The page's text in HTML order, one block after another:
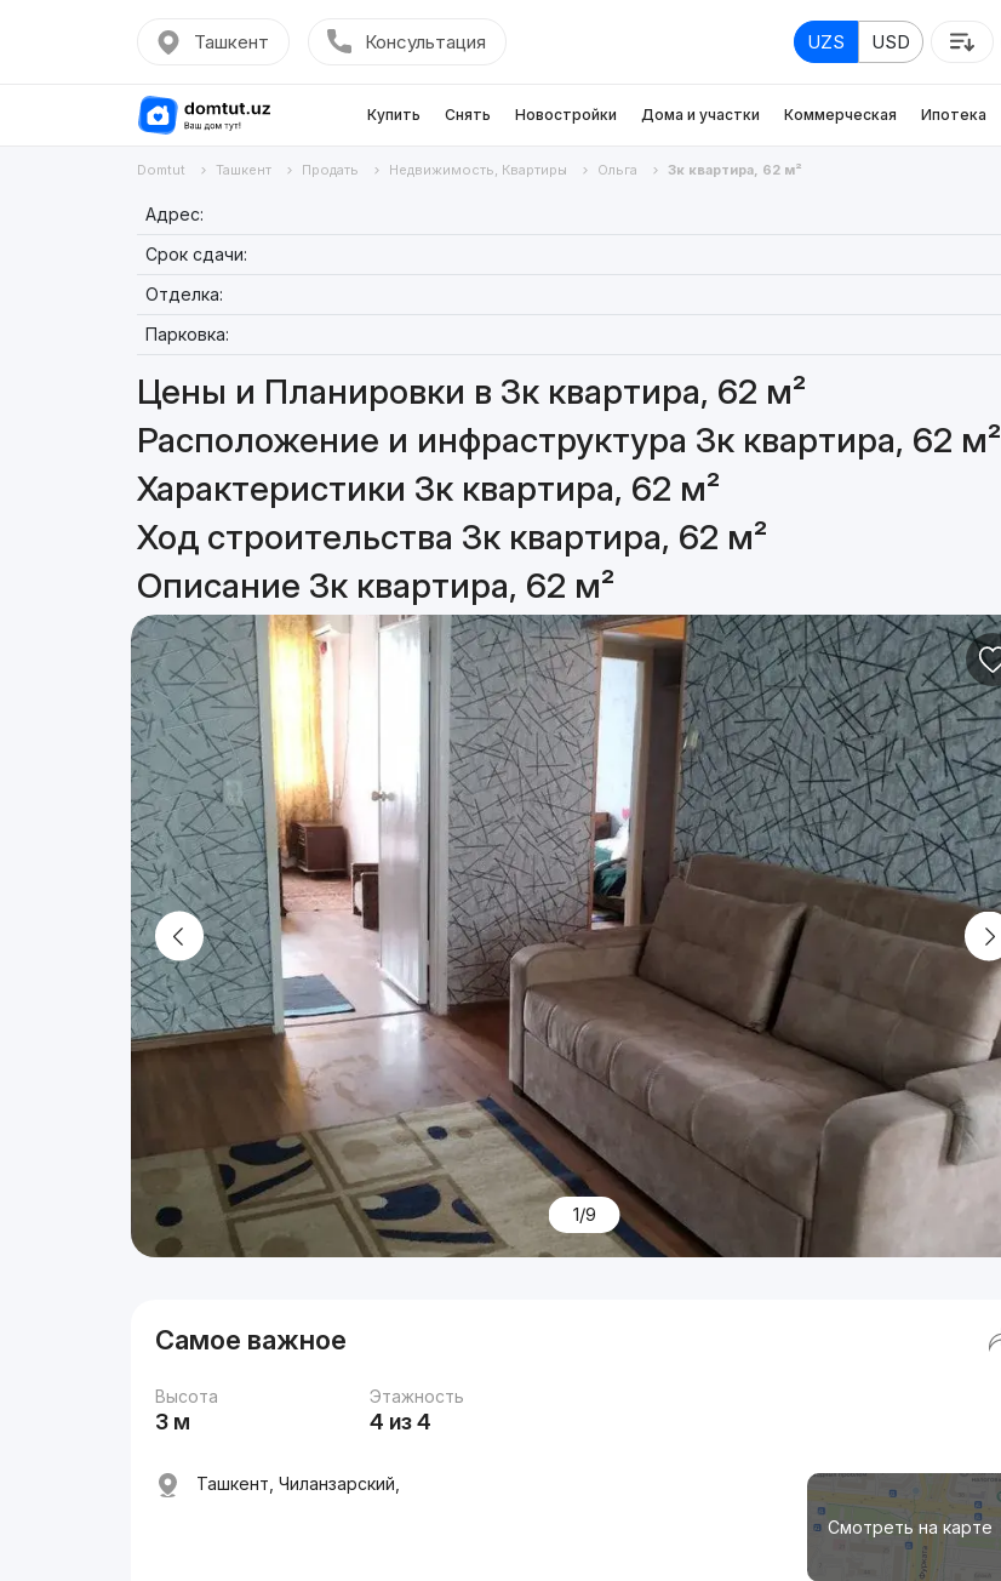
Ташкент Консультация UZS USD
Купить Снять Новостройки Дома и участки Коммерческая Ипотека
Domtut Ташкент Продать Недвижимость, Квартиры Ольга 3к квартира, 62 м²
Адрес:
Срок сдачи:
Отделка:
Парковка:
Цены и Планировки в 3к квартира, 62 м²
Расположение и инфраструктура 3к квартира, 62 м²
Характеристики 3к квартира, 62 м²
Ход строительства 3к квартира, 62 м²
Описание 3к квартира, 62 м²
1/9
Самое важное
Высота
3 м
Этажность
4 из 4
Смотреть на карте
Ташкент, Чиланзарский,